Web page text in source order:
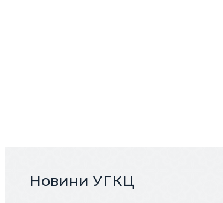
Новини УГКЦ